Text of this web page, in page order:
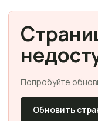
Попробуйте
Обновить